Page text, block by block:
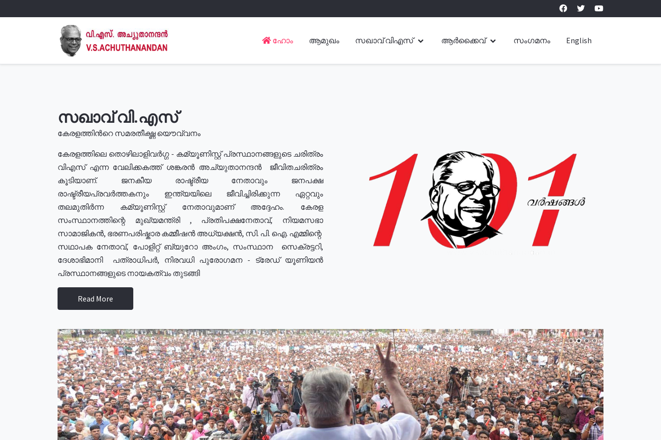
ഹോം ആമുഖം സഖാവ് വിഎസ് ആർക്കൈവ് സംഗമനം English
സഖാവ് വി.എസ്
കേരളത്തിൻറെ സമരതീക്ഷ്ണ യൌവ്വനം
കേരളത്തിലെ തൊഴിലാളിവർഗ്ഗ - കമ്യൂണിസ്റ്റ് പ്രസ്ഥാനങ്ങളുടെ ചരിത്രം
വിഎസ് എന്ന വേലിക്കകത്ത് ശങ്കരൻ അച്യുതാനന്ദൻ ജീവിതചരിത്രം
കൂടിയാണ്. ജനകീയ രാഷ്ട്രീയ നേതാവും ജനപക്ഷ
രാഷ്ട്രീയപ്രവർത്തകനും ഇന്ത്യയിലെ ജീവിച്ചിരിക്കുന്ന ഏറ്റവും
തലമുതിർന്ന കമ്യൂണിസ്റ്റ് നേതാവുമാണ് അദ്ദേഹം. കേരള
സംസ്ഥാനത്തിന്റെ മുഖ്യമന്ത്രി , പ്രതിപക്ഷനേതാവ്, നിയമസഭാ
സാമാജികൻ, ഭരണപരിഷ്കാര കമ്മീഷൻ അധ്യക്ഷൻ, സി. പി. ഐ. എമ്മിന്റെ
സഥാപക നേതാവ്, പോളിറ്റ് ബ്യുറോ അംഗം, സംസ്ഥാന സെക്രട്ടറി,
ദേശാഭിമാനി പത്രാധിപർ, നിരവധി പുരോഗമന - ട്രേഡ് യൂണിയൻ
പ്രസ്ഥാനങ്ങളുടെ നായകത്വം തുടങ്ങി
Read More